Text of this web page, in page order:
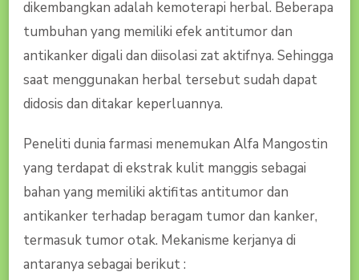
dikembangkan adalah kemoterapi herbal. Beberapa
tumbuhan yang memiliki efek antitumor dan
antikanker digali dan diisolasi zat aktifnya. Sehingga
saat menggunakan herbal tersebut sudah dapat
didosis dan ditakar keperluannya.
Peneliti dunia farmasi menemukan Alfa Mangostin
yang terdapat di ekstrak kulit manggis sebagai
bahan yang memiliki aktifitas antitumor dan
antikanker terhadap beragam tumor dan kanker,
termasuk tumor otak. Mekanisme kerjanya di
antaranya sebagai berikut :